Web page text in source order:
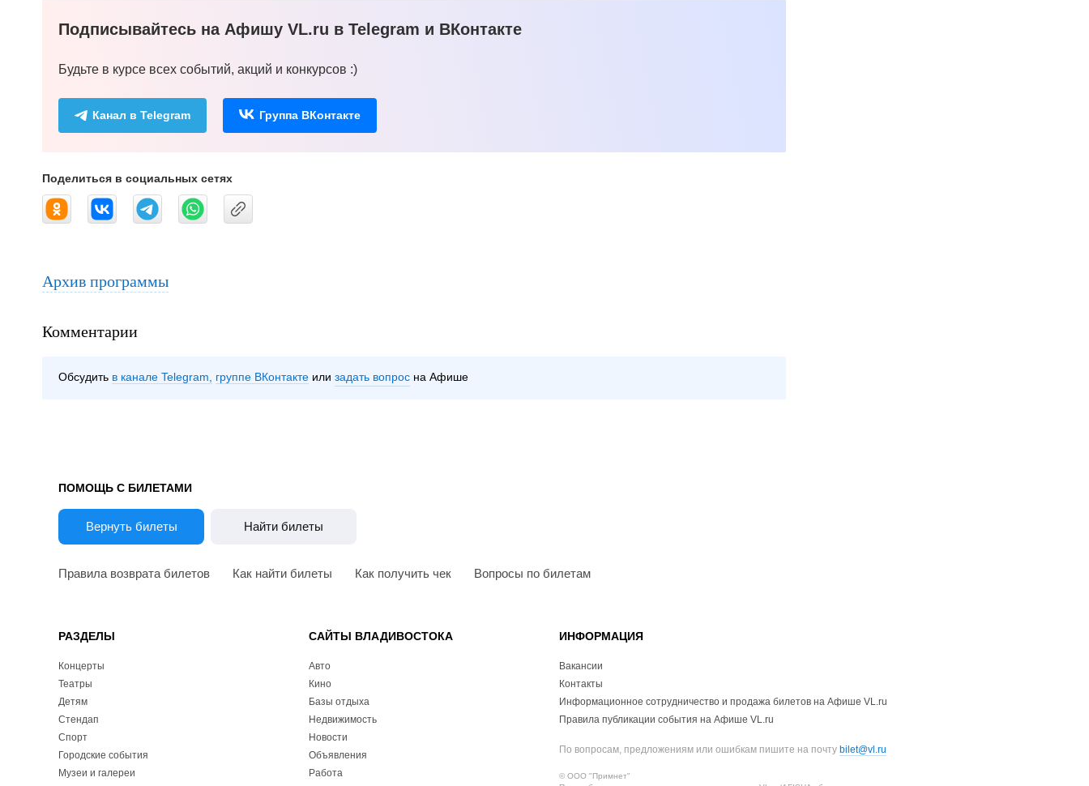
Подписывайтесь на Афишу VL.ru в Telegram и ВКонтакте
Будьте в курсе всех событий, акций и конкурсов :)
Канал в Telegram Группа ВКонтакте
Поделиться в социальных сетях
Архив программы
Комментарии
Обсудить в канале Telegram группе ВКонтакте задать вопрос на Афише
ПОМОЩЬ С БИЛЕТАМИ
Вернуть билеты Найти билеты
Правила возврата билетов Как найти билеты Как получить чек Вопросы по билетам
РАЗДЕЛЫ
Концерты
Театры
Детям
Стендап
Спорт
Городские события
Музеи и галереи
САЙТЫ ВЛАДИВОСТОКА
Авто
Кино
Базы отдыха
Недвижимость
Новости
Объявления
Работа
ИНФОРМАЦИЯ
Вакансии
Контакты
Информационное сотрудничество и продажа билетов на Афише VL.ru
Правила публикации события на Афише VL.ru
По вопросам, предложениям или ошибкам пишите на почту bilet@vl.ru
© ООО "Примнет"